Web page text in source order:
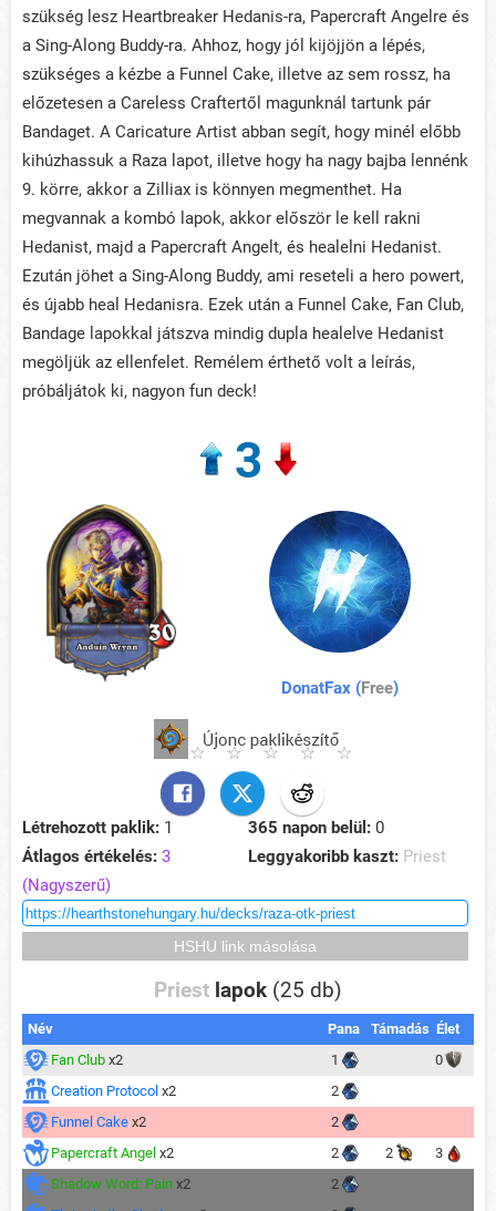
szükség lesz Heartbreaker Hedanis-ra, Papercraft Angelre és
a Sing-Along Buddy-ra. Ahhoz, hogy jól kijöjjön a lépés,
szükséges a kézbe a Funnel Cake, illetve az sem rossz, ha
előzetesen a Careless Craftertől magunknál tartunk pár
Bandaget. A Caricature Artist abban segít, hogy minél előbb
kihúzhassuk a Raza lapot, illetve hogy ha nagy bajba lennénk
9. körre, akkor a Zilliax is könnyen megmenthet. Ha
megvannak a kombó lapok, akkor először le kell rakni
Hedanist, majd a Papercraft Angelt, és healelni Hedanist.
Ezután jöhet a Sing-Along Buddy, ami reseteli a hero powert,
és újabb heal Hedanisra. Ezek után a Funnel Cake, Fan Club,
Bandage lapokkal játszva mindig dupla healelve Hedanist
megöljük az ellenfelet. Remélem érthető volt a leírás,
próbáljátok ki, nagyon fun deck!
3
DonatFax (Free)
Létrehozott paklik: 1 365 napon belül: 0
Átlagos értékelés: 3
(Nagyszerű)
Leggyakoribb kaszt: Priest
Priest lapok (25 db)
Név Pana Támadás Élet
Fan Club x2 1
0
Creation Protocol x2
2
Funnel Cake x2
2
Papercraft Angel x2 2 2
3
Shadow Word: Pain x2
2